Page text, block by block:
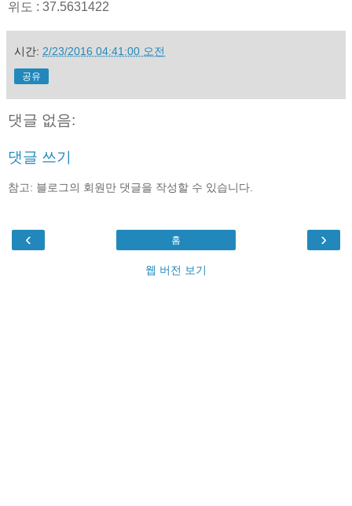
위도 : 37.5631422
시간: 2/23/2016 04:41:00 오전
공유
댓글 없음:
댓글 쓰기
참고: 블로그의 회원만 댓글을 작성할 수 있습니다.
‹ ›
홈
웹 버전 보기